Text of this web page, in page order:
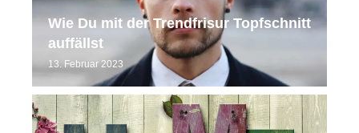
Wie Du mit der Trendfrisur Topfschnitt
auffällst
13. Februar 2023